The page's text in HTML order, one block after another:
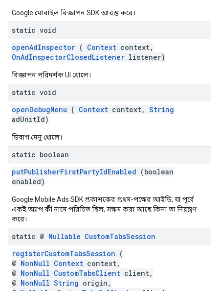
Google মোবাইল বিজ্ঞাপন SDK আরম্ভ করে।
static void
openAdInspector ( Context context,
OnAdInspectorClosedListener listener)
বিজ্ঞাপন পরিদর্শক UI খোলে।
static void
openDebugMenu ( Context context, String
adUnitId)
ডিবাগ মেনু খোলে।
static boolean
putPublisherFirstPartyIdEnabled (boolean
enabled)
Google Mobile Ads SDK প্রকাশকের প্রথম-পক্ষের আইডি, যা পূর্বে
একই অ্যাপ কী নামে পরিচিত ছিল, সক্ষম করা আছে কিনা তা নিয়ন্ত্রণ
করে।
static @ Nullable CustomTabsSession
registerCustomTabsSession (
@ NonNull Context context,
@ NonNull CustomTabsClient client,
@ NonNull String origin,